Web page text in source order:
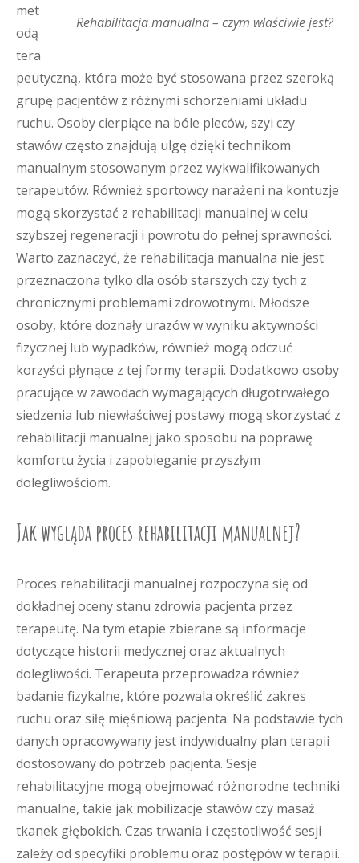
Rehabilitacja manualna – czym właściwie jest?
met
odą
tera
peutyczną, która może być stosowana przez szeroką
grupę pacjentów z różnymi schorzeniami układu
ruchu. Osoby cierpiące na bóle pleców, szyi czy
stawów często znajdują ulgę dzięki technikom
manualnym stosowanym przez wykwalifikowanych
terapeutów. Również sportowcy narażeni na kontuzje
mogą skorzystać z rehabilitacji manualnej w celu
szybszej regeneracji i powrotu do pełnej sprawności.
Warto zaznaczyć, że rehabilitacja manualna nie jest
przeznaczona tylko dla osób starszych czy tych z
chronicznymi problemami zdrowotnymi. Młodsze
osoby, które doznały urazów w wyniku aktywności
fizycznej lub wypadków, również mogą odczuć
korzyści płynące z tej formy terapii. Dodatkowo osoby
pracujące w zawodach wymagających długotrwałego
siedzenia lub niewłaściwej postawy mogą skorzystać z
rehabilitacji manualnej jako sposobu na poprawę
komfortu życia i zapobieganie przyszłym
dolegliwościom.
Jak wygląda proces rehabilitacji manualnej?
Proces rehabilitacji manualnej rozpoczyna się od
dokładnej oceny stanu zdrowia pacjenta przez
terapeutę. Na tym etapie zbierane są informacje
dotyczące historii medycznej oraz aktualnych
dolegliwości. Terapeuta przeprowadza również
badanie fizykalne, które pozwala określić zakres
ruchu oraz siłę mięśniową pacjenta. Na podstawie tych
danych opracowywany jest indywidualny plan terapii
dostosowany do potrzeb pacjenta. Sesje
rehabilitacyjne mogą obejmować różnorodne techniki
manualne, takie jak mobilizacje stawów czy masaż
tkanek głębokich. Czas trwania i częstotliwość sesji
zależy od specyfiki problemu oraz postępów w terapii.